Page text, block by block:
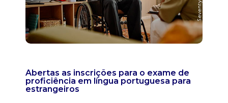
Abertas as inscrições para o exame de
proficiência em língua portuguesa para
estrangeiros